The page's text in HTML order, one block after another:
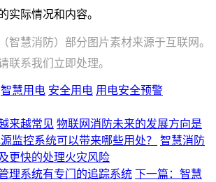
实际情况和内容。
智慧消防）部分图片素材来源于互联网。
联系我们立即处理。
智慧用电 安全用电 用电安全预警
来越常见 物联网消防未来的发展方向是
监控系统可以带来哪些用处？
智慧消防
更快的处理火灾风险
理系统有专门的追踪系统 下一篇：智慧